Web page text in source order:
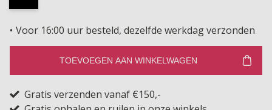
Voor 16:00 uur besteld, dezelfde werkdag verzonden
TOEVOEGEN AAN WINKELWAGEN
Gratis verzenden vanaf €150,-